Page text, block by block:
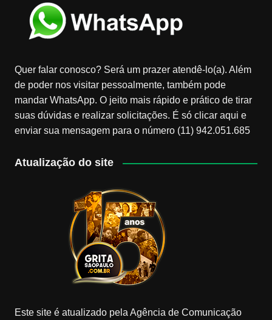
Quer falar conosco? Será um prazer atendê-lo(a). Além
de poder nos visitar pessoalmente, também pode
mandar WhatsApp. O jeito mais rápido e prático de tirar
suas dúvidas e realizar solicitações. É só clicar aqui e
enviar sua mensagem para o número (11) 942.051.685
Atualização do site
Este site é atualizado pela Agência de Comunicação